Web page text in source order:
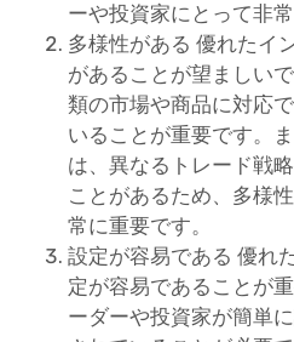
ーや投資家にとって非
多様性がある 優れたイ
があることが望ましい
類の市場や商品に対応
いることが重要です。
は、異なるトレード戦
ことがあるため、多様
常に重要です。
設定が容易である 優れ
定が容易であることが
ーダーや投資家が簡単